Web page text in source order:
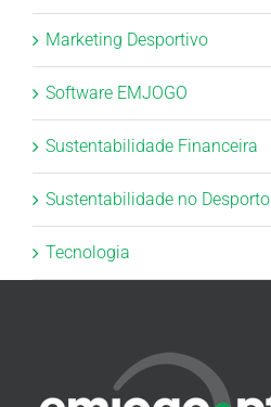
Marketing Desportivo
Software EMJOGO
Sustentabilidade Financeira
Sustentabilidade no Desporto
Tecnologia